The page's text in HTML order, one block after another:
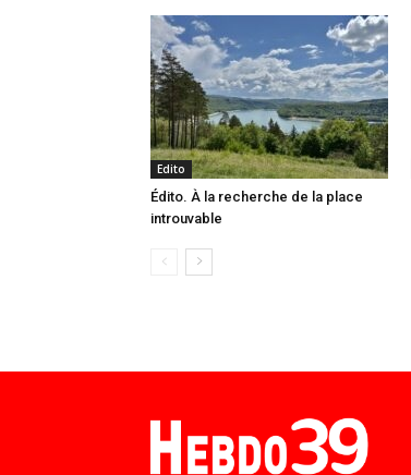
Edito
Édito. À la recherche de la place
introuvable